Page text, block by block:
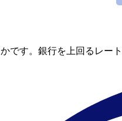
す。銀行を上回るレー